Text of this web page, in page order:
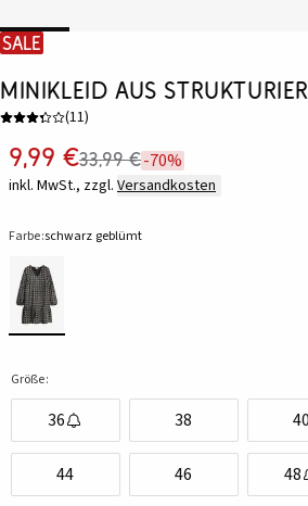
SALE
Minikleid aus
(11)
9,99 €33,99 €-70%
inkl. MwSt., zzgl. Versandkosten
Farbe:schwarz geblümt
Größe:
36 38 40
44 46 48